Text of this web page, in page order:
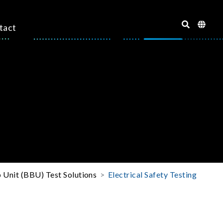
(BBU) Test Solutions Electrical Safety Testing